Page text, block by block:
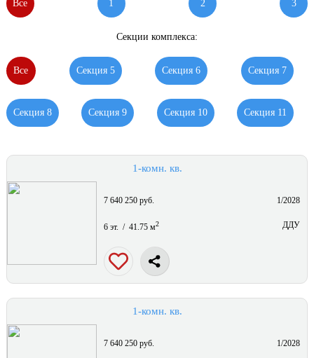
Все 1 2 3
Секции комплекса:
Все Секция 5 Секция 6 Секция 7
Секция 8 Секция 9 Секция 10 Секция 11
1-комн. кв.
7 640 250 руб. 1/2028
6 эт. / 41.75 м2 ДДУ
1-комн. кв.
7 640 250 руб. 1/2028